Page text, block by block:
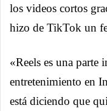
los videos cortos
hizo de TikTok un
«Reels es una
entretenimiento en
está diciendo que